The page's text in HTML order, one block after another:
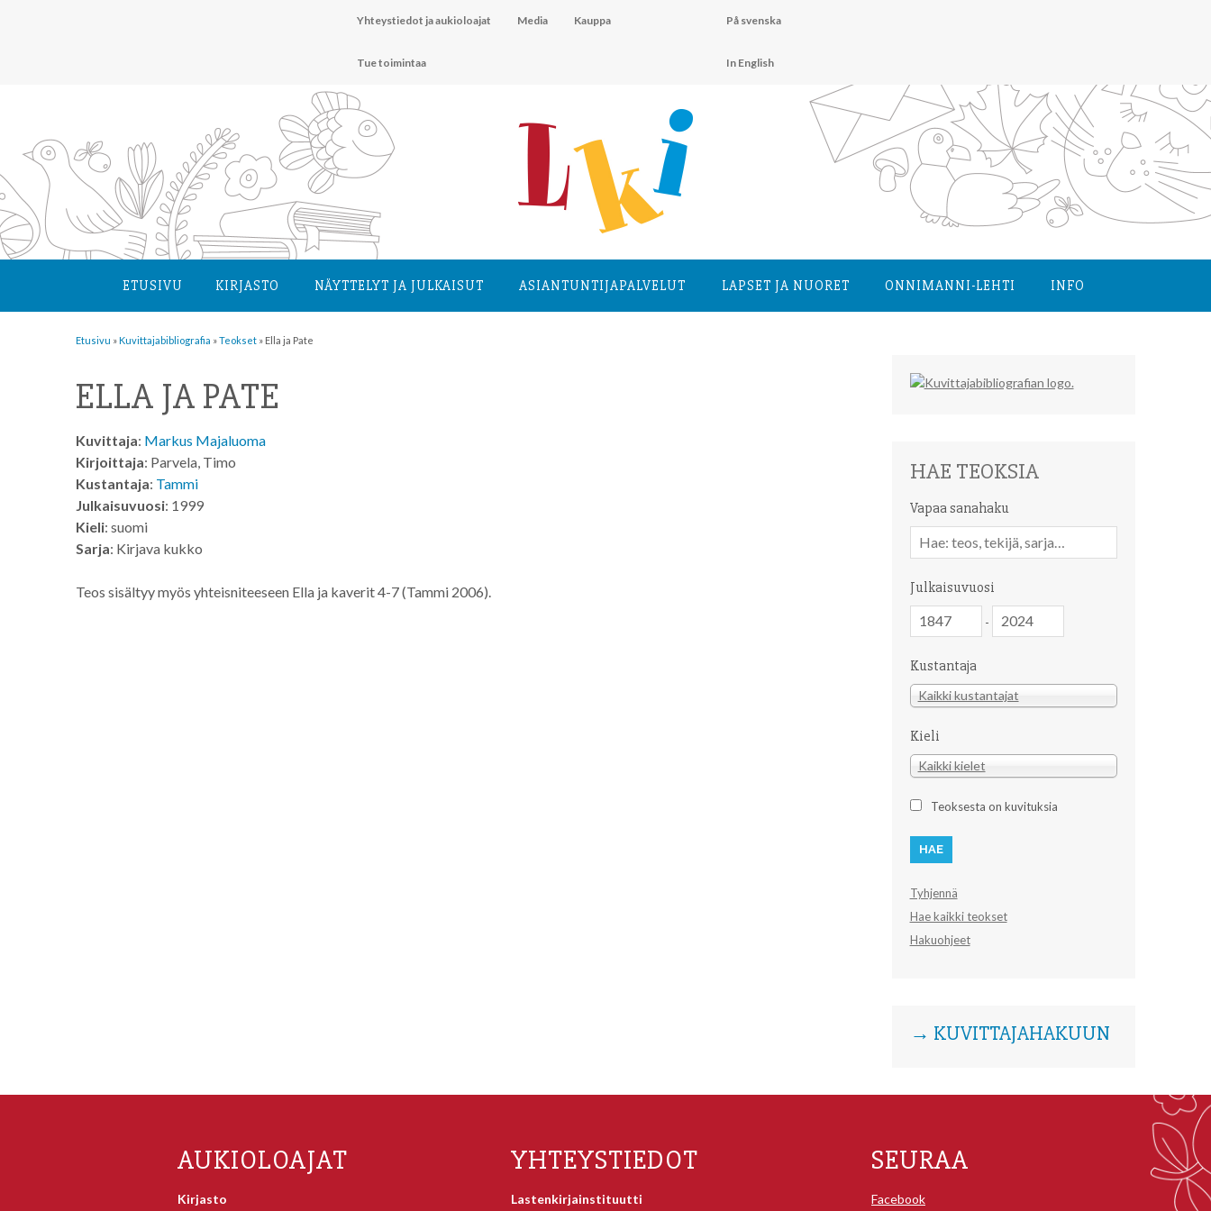
Yhteystiedot ja aukioloajat Media Kauppa
Tue toimintaa
På svenska
In English
ETUSIVU KIRJASTO NÄYTTELYT JA JULKAISUT ASIANTUNTIJA­PALVELUT LAPSET JA NUORET ONNIMANNI-LEHTI INFO
Etusivu »Kuvittaja­bibliografia »Teokset » Ella ja Pate
ELLA JA PATE
Kuvittaja: Markus Majaluoma
Kirjoittaja: Parvela, Timo
Kustantaja: Tammi
Julkaisuvuosi: 1999
Kieli: suomi
Sarja: Kirjava kukko
Teos sisältyy myös yhteisniteeseen Ella ja kaverit 4-7 (Tammi 2006).
HAE TEOKSIA
Vapaa sanahaku
sanahaku
Julkaisuvuosi
-
Kustantaja
Kustantaja
Kaikki kustantajat
Kieli
Kieli
Kaikki kielet
Teoksesta on kuvituksia
Tyhjennä
Hae kaikki teokset
Hakuohjeet
→ KUVITTAJAHAKUUN
AUKIOLOAJAT
Kirjasto
YHTEYSTIEDOT
Lastenkirjainstituutti
SEURAA
Facebook